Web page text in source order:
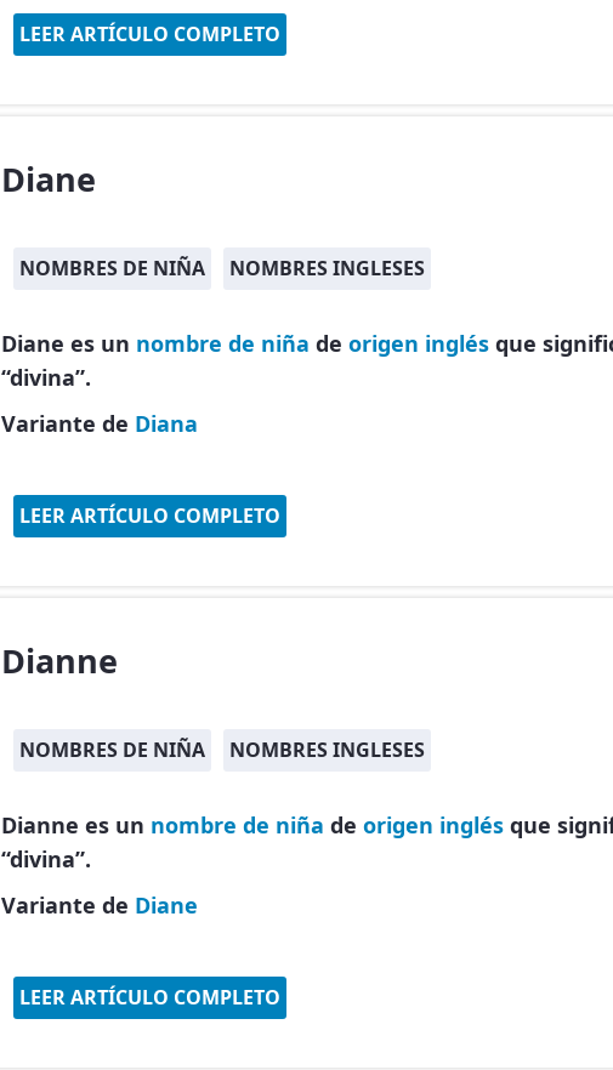
LEER ARTÍCULO COMPLETO
Diane
NOMBRES DE NIÑA NOMBRES INGLESES
Diane es un nombre de niña de origen inglés que
“divina”.
Variante de Diana
LEER ARTÍCULO COMPLETO
Dianne
NOMBRES DE NIÑA NOMBRES INGLESES
Dianne es un nombre de niña de origen inglés que
“divina”.
Variante de Diane
LEER ARTÍCULO COMPLETO